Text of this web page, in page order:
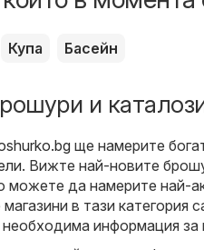
Купа Басейн
и
ще намерите
. Вижте най-новите
можете да намерите най-
в тази категория
информация за